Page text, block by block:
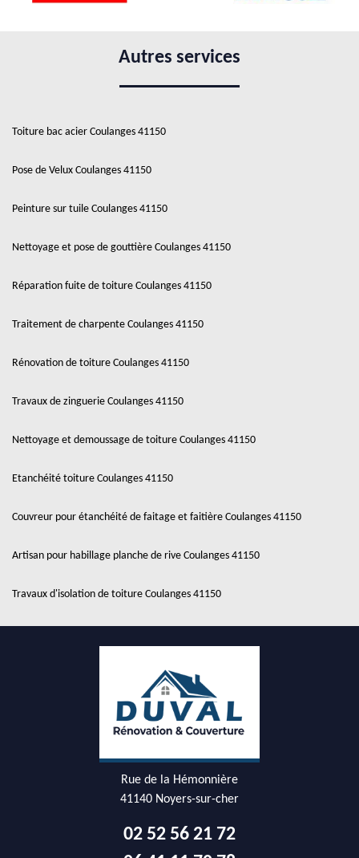
Autres services
Toiture bac acier Coulanges 41150
Pose de Velux Coulanges 41150
Peinture sur tuile Coulanges 41150
Nettoyage et pose de gouttière Coulanges 41150
Réparation fuite de toiture Coulanges 41150
Traitement de charpente Coulanges 41150
Rénovation de toiture Coulanges 41150
Travaux de zinguerie Coulanges 41150
Nettoyage et demoussage de toiture Coulanges 41150
Etanchéité toiture Coulanges 41150
Couvreur pour étanchéité de faitage et faitière Coulanges 41150
Artisan pour habillage planche de rive Coulanges 41150
Travaux d'isolation de toiture Coulanges 41150
Rue de la Hémonnière
41140 Noyers-sur-cher
02 52 56 21 72